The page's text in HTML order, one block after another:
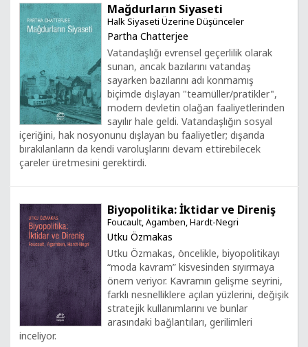
Mağdurların Siyaseti
Halk Siyaseti Üzerine Düşünceler
Partha Chatterjee
Vatandaşlığı evrensel geçerlilik olarak
sunan, ancak bazılarını vatandaş
sayarken bazılarını adı konmamış
biçimde dışlayan "teamüller/pratikler",
modern devletin olağan faaliyetlerinden
sayılır hale geldi. Vatandaşlığın sosyal
içeriğini, hak nosyonunu dışlayan bu faaliyetler; dışarıda
bırakılanların da kendi varoluşlarını devam ettirebilecek
çareler üretmesini gerektirdi.
Biyopolitika: İktidar ve Direniş
Foucault, Agamben, Hardt-Negri
Utku Özmakas
Utku Özmakas, öncelikle, biyopolitikayı
“moda kavram” kisvesinden sıyırmaya
önem veriyor. Kavramın gelişme seyrini,
farklı nesnelliklere açılan yüzlerini, değişik
stratejik kullanımlarını ve bunlar
arasındaki bağlantıları, gerilimleri
inceliyor.